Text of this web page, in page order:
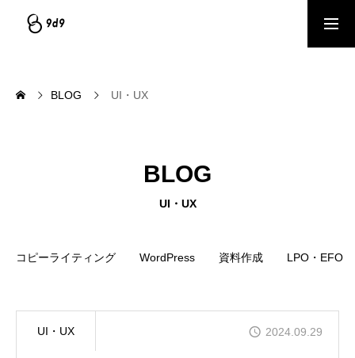
会社情報｜企業理念・事業内容
サービス｜CRM・MA支援、AI活用、クリエイティブ制作
BLOG
ブログ記事｜マーケティング情報ナレッジベース
BLOG UI・UX
BLOG
UI・UX
コピーライティング WordPress 資料作成 LPO・EFO
UI・UX 2024.09.29